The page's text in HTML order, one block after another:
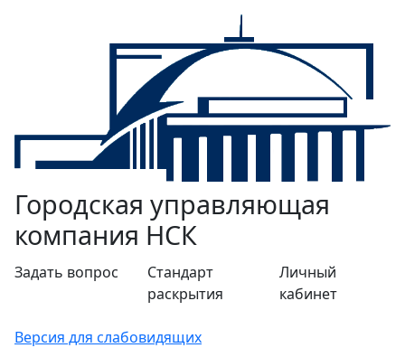
Городская управляющая
компания НСК
Задать вопрос
Стандарт
раскрытия
Личный
кабинет
Версия для слабовидящих